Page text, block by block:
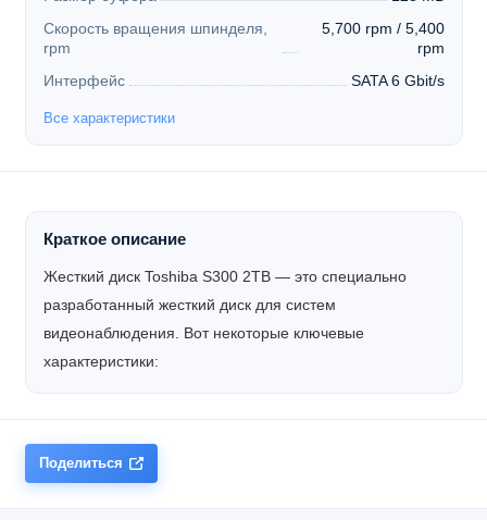
Скорость вращения шпинделя,
rpm
5,700 rpm / 5,400
rpm
Интерфейс
SATA 6 Gbit/s
Все характеристики
Краткое описание
Жесткий диск Toshiba S300 2TB— это специально
разработанный жесткий диск для систем
видеонаблюдения. Вот некоторые ключевые
характеристики:
Поделиться